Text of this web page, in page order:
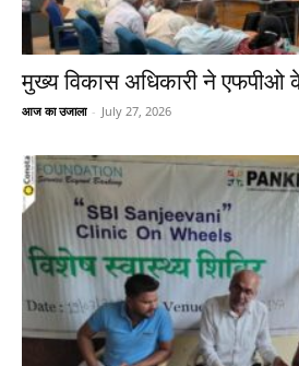
मुख्य विकास अधिकारी ने एफपीओ
आज का उजाला - July 27, 2026